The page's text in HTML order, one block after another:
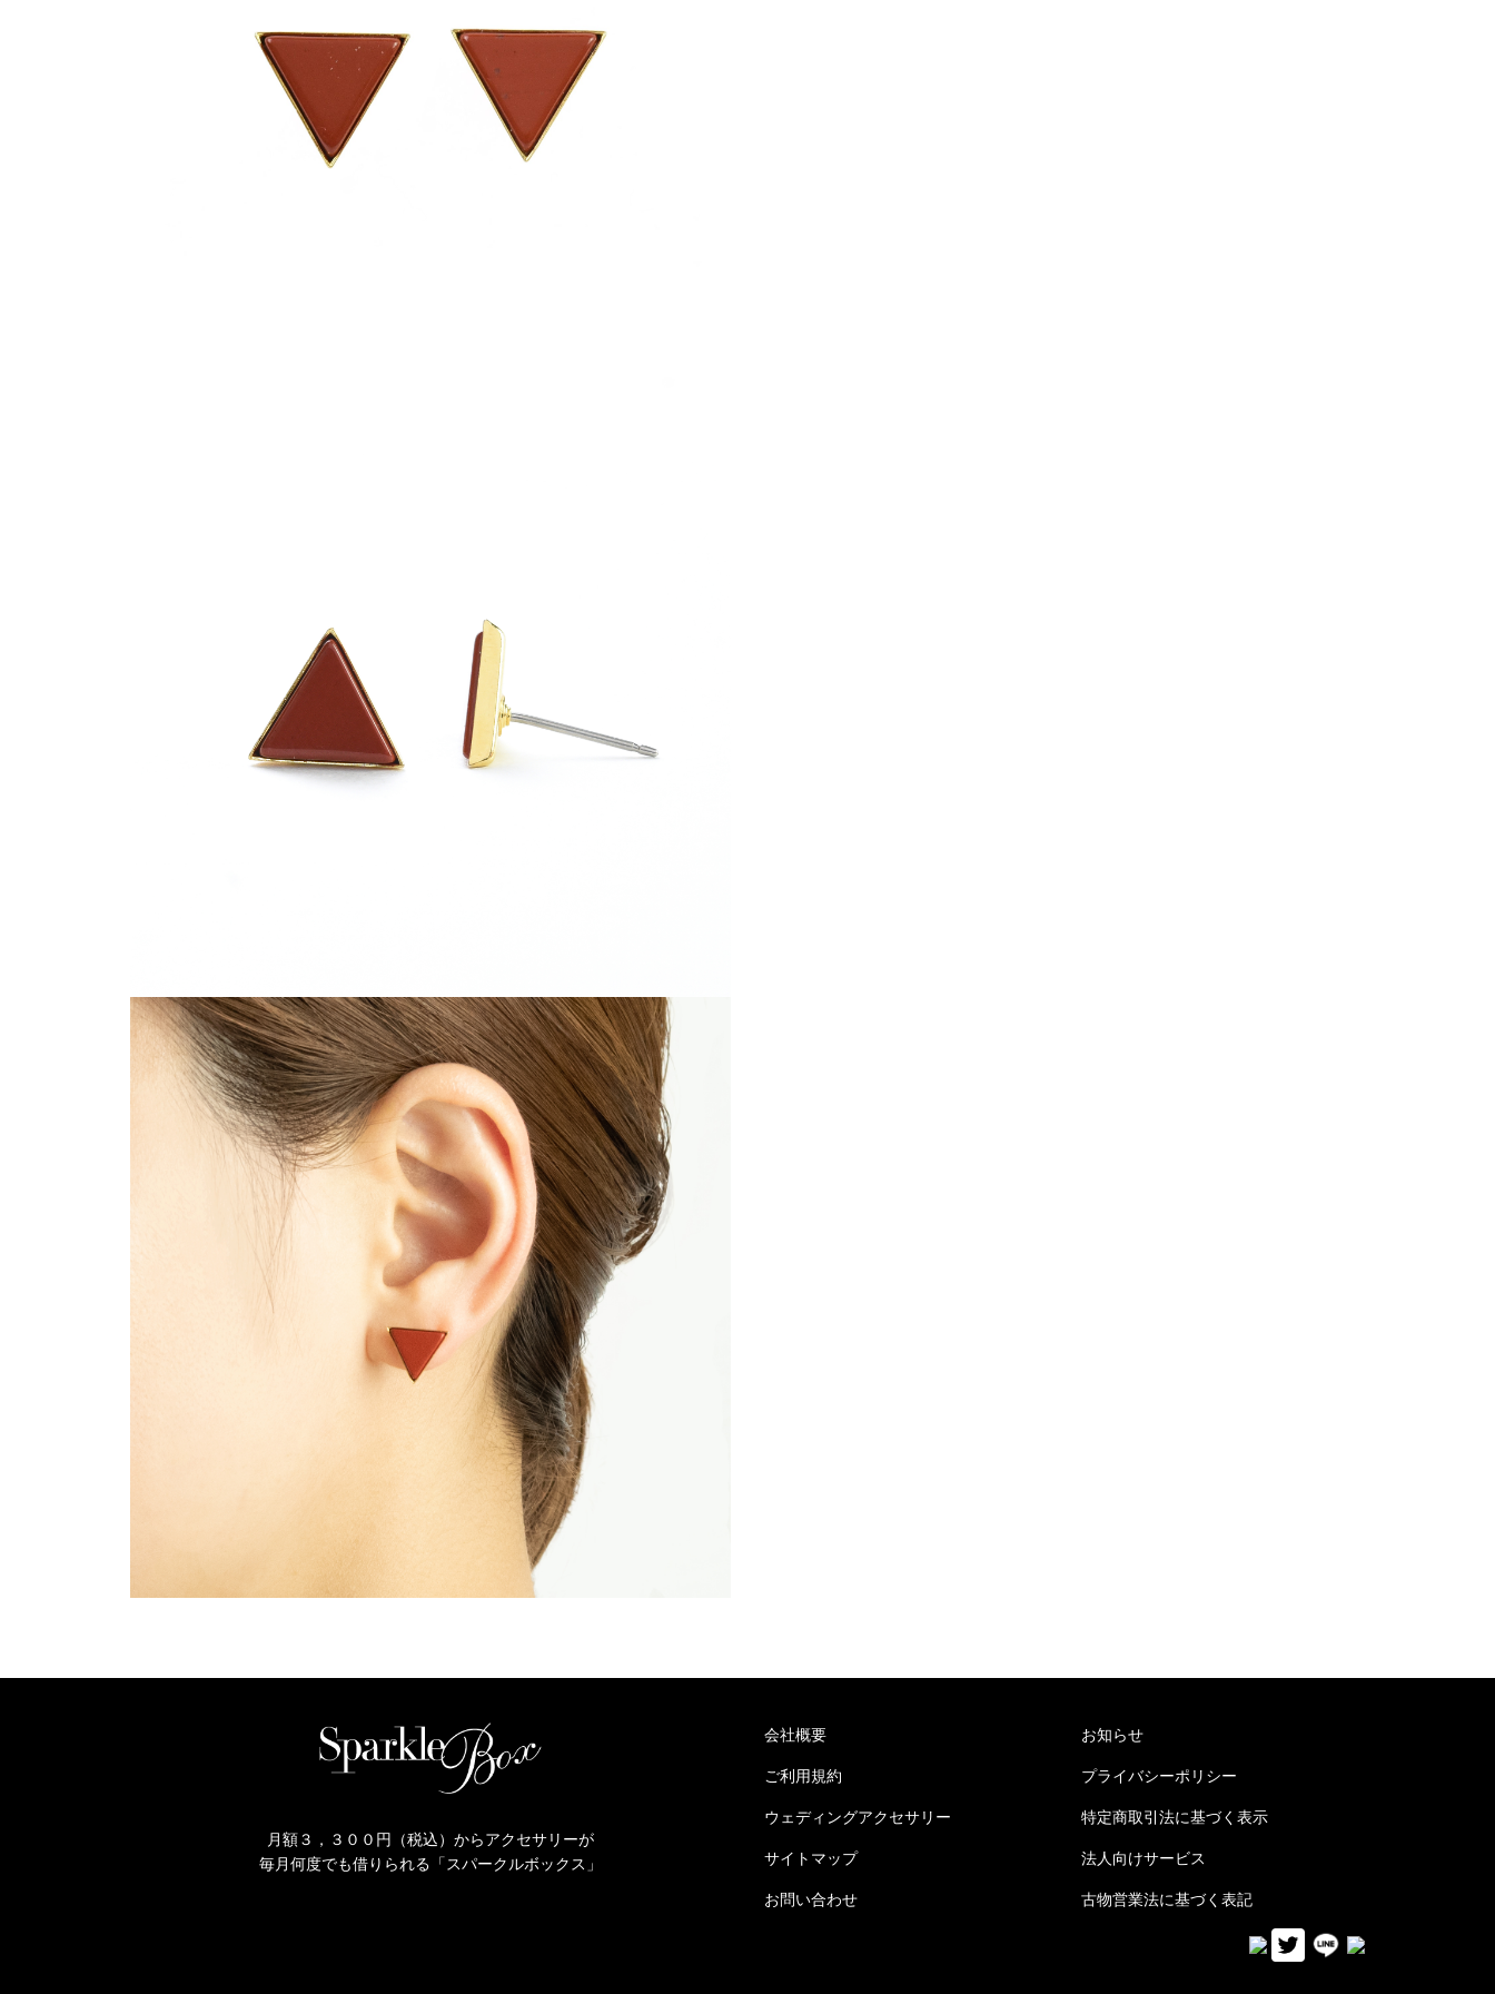
月額３，３００円（税込）からアクセサリーが
毎月何度でも借りられる「スパークルボックス」
会社概要 お知らせ
ご利用規約 プライバシーポリシー
ウェディングアクセサリー 特定商取引法に基づく表示
サイトマップ 法人向けサービス
お問い合わせ 古物営業法に基づく表記